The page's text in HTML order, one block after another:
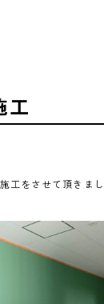
工
工をさせて頂きまし